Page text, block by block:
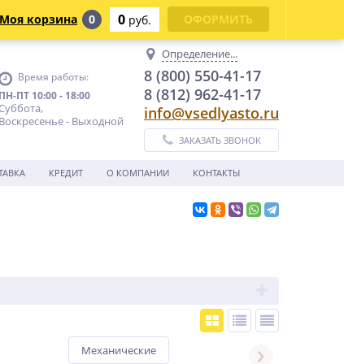
Время работы:
ПН-ПТ 10:00 - 18:00
Суббота,
Воскресенье - Выходной
Определение...
8 (800) 550-41-17
8 (812) 962-41-17
info@vsedlyasto.ru
ЗАКАЗАТЬ ЗВОНОК
КРЕДИТ О КОМПАНИИ КОНТАКТЫ
Механические
Моя корзина 0 0 руб. ОФОРМИТЬ